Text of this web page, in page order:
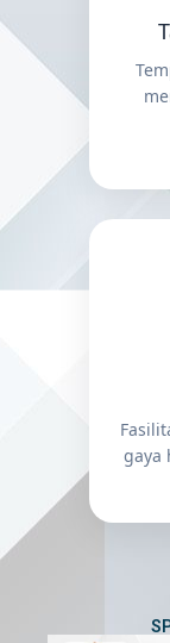
gaya